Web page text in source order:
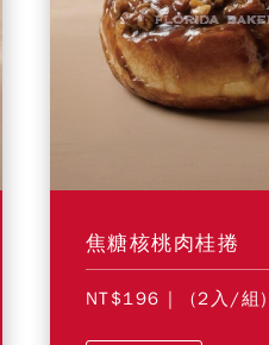
焦糖核桃肉桂捲
NT$196 | (2入/組)